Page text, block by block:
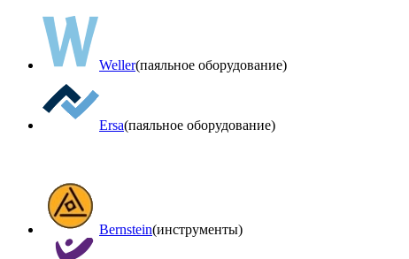
Weller(паяльное оборудование)
Ersa(паяльное оборудование)
Bernstein(инструменты)